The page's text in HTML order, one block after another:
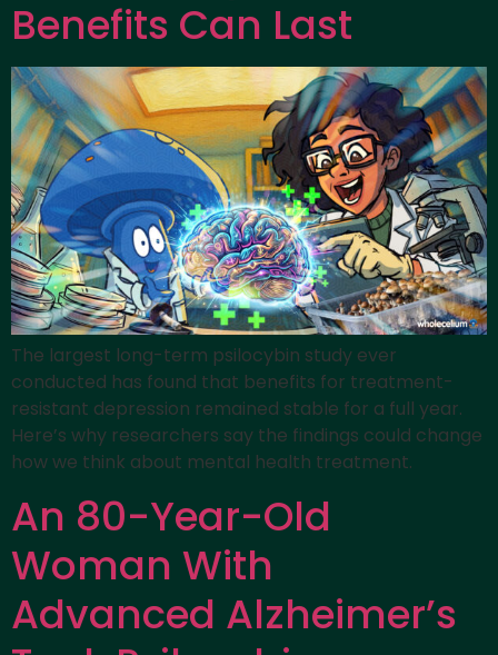
Benefits Can Last
The largest long-term psilocybin study ever
conducted has found that benefits for treatment-
resistant depression remained stable for a full year.
Here’s why researchers say the findings could change
how we think about mental health treatment.
An 80-Year-Old
Woman With
Advanced Alzheimer’s